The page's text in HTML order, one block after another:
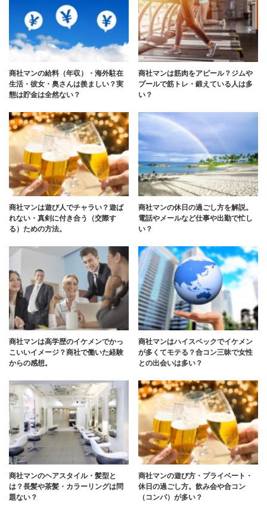
商社マンの給料（年収）・海外駐在
生活・彼女・奥さんは羨ましい？実
態は貯金は全然ない？
商社マンは筋肉をアピール？ジムや
プールで筋トレ・鍛えている人は多
い？
商社マンは遊び人でチャラい？遊ば
れない・真剣に付き合う（交際す
る）ための方法。
商社マンの休日の過ごし方を解説。
電話やメールなど仕事や出勤で忙し
い？
商社マンは高学歴のイケメンでかっ
こいいイメージ？商社で働いた経験
からの感想。
商社マンはハイスペックでイケメン
が多くてモテる？合コン三昧で女性
との出会いは多い？
商社マンのヘアスタイル・髪型と
は？長髪や茶髪・カラーリングは問
題ない？
商社マンの遊び方・プライベート・
休日の過ごし方。飲み会や合コン
（コンパ）が多い？